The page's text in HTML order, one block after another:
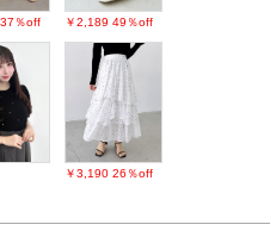
37％off ￥2,189 49％off
￥3,190 26％off